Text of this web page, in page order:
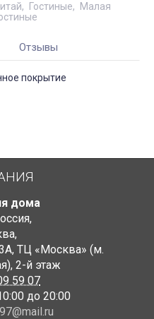
Гостиные
Малая
Отзывы
покрытие
дома
,
,
ТЦ «Москва» (м.
, 2-й этаж
59 07
до 20:00